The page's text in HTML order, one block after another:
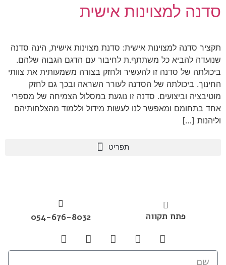
סדנה למצוינות אישית
תקציר סדנה למצוינות אישית: סדנת מצוינות אישית, הינה סדנה
שנועדה להביא כל משתתף.ת לחיבור עם הדגם הגבוה שלהם.
ביכולתה של סדנה זו להעשיר ולחזק בצורה משמעותית את צוותי
החינוך. ביכולתה של הסדנה לעורר השראה ובכך גם לחזק
מוטיבציה וביצועים. סדנה זו נוגעת במסלול הצמיחה של מספרי
אחד בתחומם ומאפשר לנו לעשות מידול וללמוד מהצלחותיהם
וליהנות […]
פתח תקווה 054-676-8032